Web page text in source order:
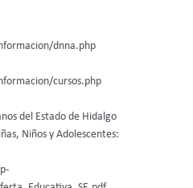
dnna.php
cursos.php
del Estado de Hidalgo
Niños y Adolescentes: